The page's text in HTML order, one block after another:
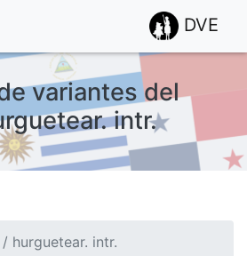
DVE
variantes del
intr.
/ hurguetear. intr.